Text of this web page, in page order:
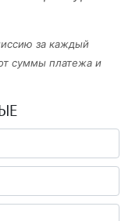
за каждый
суммы платежа и